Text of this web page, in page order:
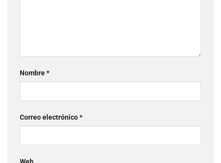
Nombre*
Correo electrónico*